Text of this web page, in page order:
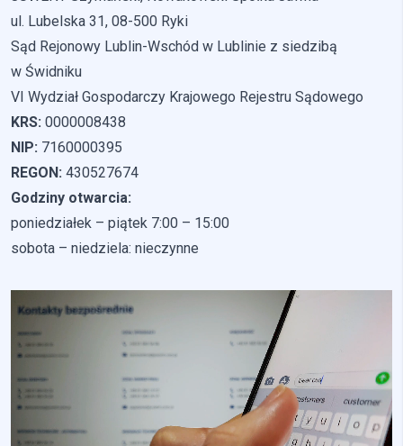
ul. Lubelska 31, 08-500 Ryki
Sąd Rejonowy Lublin-Wschód w Lublinie z siedzibą
w Świdniku
VI Wydział Gospodarczy Krajowego Rejestru Sądowego
KRS: 0000008438
NIP: 7160000395
REGON: 430527674
Godziny otwarcia:
poniedziałek – piątek 7:00 – 15:00
sobota – niedziela: nieczynne
zapamiętanie informacji, które zmieniają wygląd lub
którym znajduje się użytkownik.
Statystyka
Statystyczne pliki cookie pomagają właścicielem stron
internetowych zrozumieć, w jaki sposób różni użytkownicy
zachowują się na stronie, gromadząc i zgłaszając anonimowe
informacje.
Marketing
użytkowników na stronach internetowych. Celem jest
wyświetlanie reklam, które są istotne i interesujące dla
poszczególnych użytkowników i tym samym bardziej cenne dla
wydawców i reklamodawców strony trzeciej.
Nieklasyfikowane
Nieklasyfikowane pliki cookie, to pliki, które są w procesie